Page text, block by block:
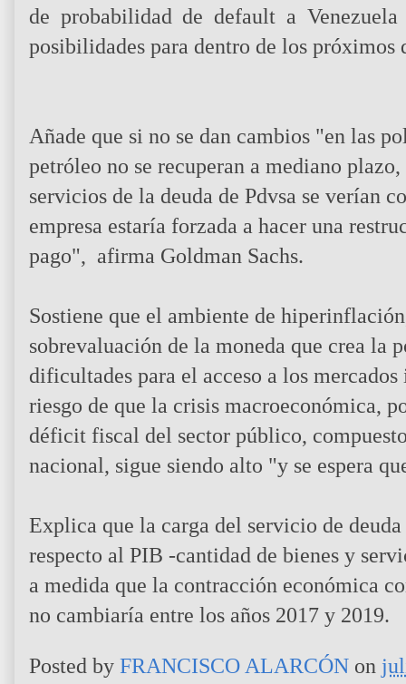
de probabilidad de default a
posibilidades para dentro de los próximos
Añade que si no se dan cambios "en las
petróleo no se recuperan a mediano
servicios de la deuda de Pdvsa se verían
empresa estaría forzada a hacer una
pago", afirma Goldman Sachs.
Sostiene que el ambiente de
sobrevaluación de la moneda que crea
dificultades para el acceso a los
riesgo de que la crisis macroeconómica,
déficit fiscal del sector público,
nacional, sigue siendo alto "y se espera
Explica que la carga del servicio de
respecto al PIB -cantidad de bienes y
a medida que la contracción económica
no cambiaría entre los años 2017 y 2019.
Posted by FRANCISCO ALARCÓN on